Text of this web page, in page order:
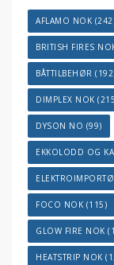
AFLAMO NOK
BRITISH FIRES
BÅTTILBEHØR
DIMPLEX NOK
DYSON NO (99)
EKKOLODD OG
FOCO NOK (115)
GLOW FIRE NOK
HEATSTRIP NOK